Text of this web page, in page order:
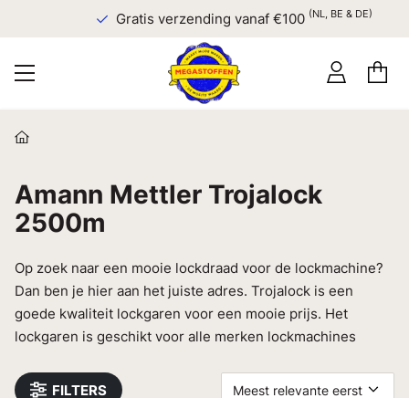
Gratis verzending vanaf €100(NL, BE & DE)
Amann Mettler Trojalock
2500m
Op zoek naar een mooie lockdraad voor de lockmachine?
Dan ben je hier aan het juiste adres. Trojalock is een
goede kwaliteit lockgaren voor een mooie prijs. Het
lockgaren is geschikt voor alle merken lockmachines
FILTERS Meest relevante eerst